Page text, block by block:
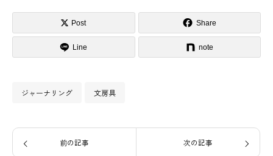
Post Share
Line note
ジャーナリング 文房具
前の記事 次の記事